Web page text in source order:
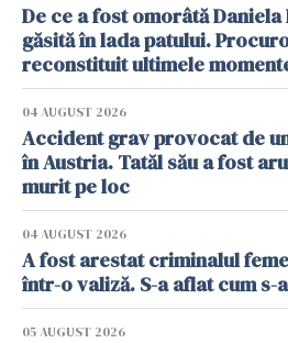
De ce a fost omorâtă
găsită în lada patului.
reconstituit ultimele
04 AUGUST 2026
Accident grav provocat de
în Austria. Tatăl său a fost
murit pe loc
04 AUGUST 2026
A fost arestat criminalul
într-o valiză. S-a aflat cum s-
05 AUGUST 2026